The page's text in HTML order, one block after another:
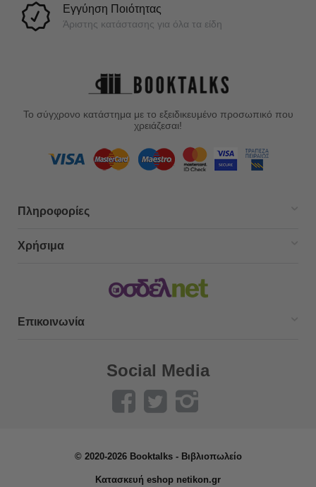
Εγγύηση Ποιότητας
Άριστης κατάστασης για όλα τα είδη
Το σύγχρονο κατάστημα με το εξειδικευμένο προσωπικό που
χρειάζεσαι!
Πληροφορίες
Χρήσιμα
Επικοινωνία
Social Media
© 2020-2026 Booktalks - Βιβλιοπωλείο
Κατασκευή eshop netikon.gr